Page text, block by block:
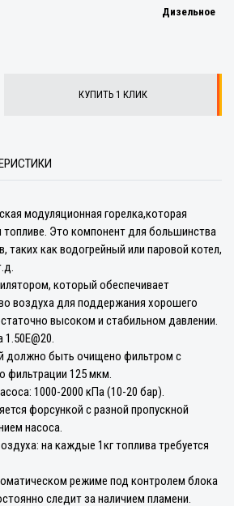
Дизельное
КУПИТЬ 1 КЛИК
модуляционная горелка,которая
топливе. Это компонент для большинства
таких как водогрейный или паровой котел,
который обеспечивает
воздуха для поддержания хорошего
высоком и стабильном давлении.
должно быть очищено фильтром с
фильтрации 125 мкм.
1000-2000 кПа (10-20 бар).
форсункой с разной пропускной
насоса.
на каждые 1кг топлива требуется
режиме под контролем блока
следит за наличием пламени.